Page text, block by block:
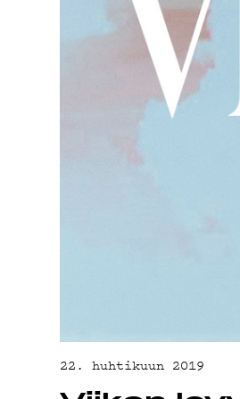
G
22. huhtikuun 2019